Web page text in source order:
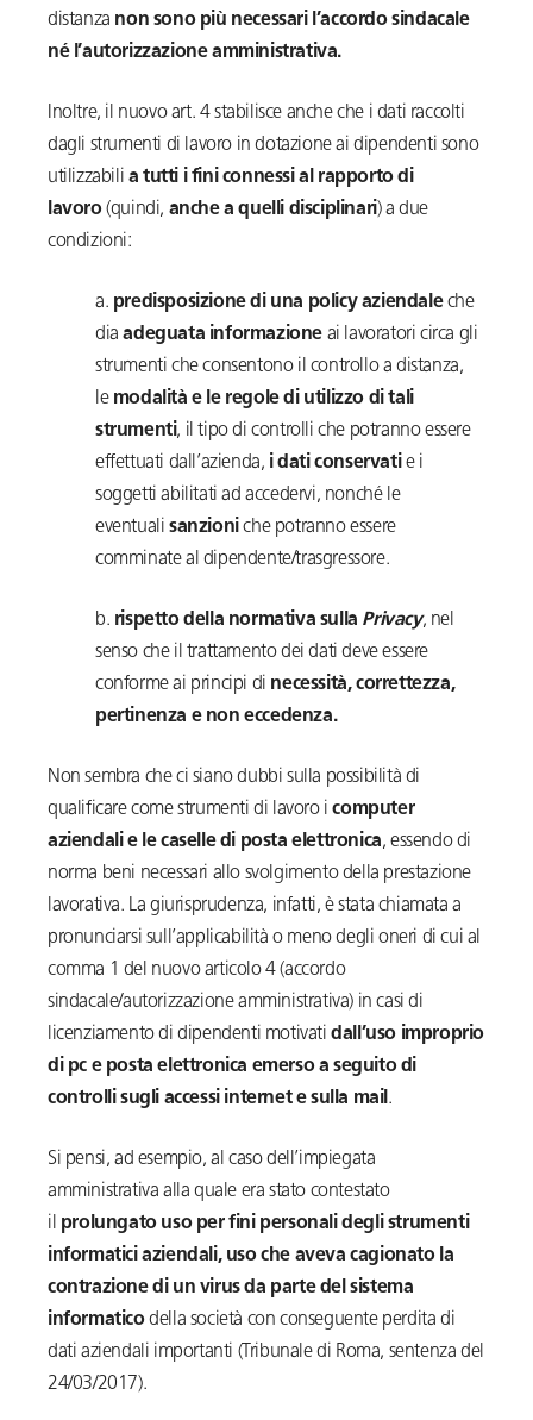
distanza non sono più necessari l’accordo sindacale
né l’autorizzazione amministrativa.
Inoltre, il nuovo art. 4 stabilisce anche che i dati raccolti
dagli strumenti di lavoro in dotazione ai dipendenti sono
utilizzabili a tutti i fini connessi al rapporto di
lavoro(quindi, anche a quelli disciplinari) a due
condizioni:
a. predisposizione di una policy aziendaleche
diaadeguata informazione ai lavoratori circa gli
strumenti che consentono il controllo a distanza,
le modalità e le regole di utilizzo di tali
strumenti, il tipo di controlli che potranno essere
effettuati dall’azienda, i dati conservatie i
soggetti abilitati ad accedervi, nonché le
eventuali sanzioniche potranno essere
comminate al dipendente/trasgressore.
b. rispetto della normativa sulla Privacy, nel
senso che il trattamento dei dati deve essere
conforme ai principi di necessità, correttezza,
pertinenza e non eccedenza.
Non sembra che ci siano dubbi sulla possibilità di
qualificare come strumenti di lavoro icomputer
aziendali e le caselle di posta elettronica, essendo di
norma beni necessari allo svolgimento della prestazione
lavorativa. La giurisprudenza, infatti, è stata chiamata a
pronunciarsi sull’applicabilità o meno degli oneri di cui al
comma 1 del nuovo articolo 4 (accordo
sindacale/autorizzazione amministrativa) in casi di
licenziamento di dipendenti motivatidall’uso improprio
di pc e posta elettronica emerso a seguito di
controlli sugli accessi internet e sulla mail .
Si pensi, ad esempio, al caso dell’impiegata
amministrativa alla quale era stato contestato
il prolungato uso per fini personali degli strumenti
informatici aziendali, uso che aveva cagionato la
contrazione di un virus da parte del sistema
informaticodella società con conseguente perdita di
dati aziendali importanti (Tribunale di Roma, sentenza del
24/03/2017).